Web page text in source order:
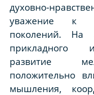
духовно-
уважение к
поколений. На
прикладного
развитие
положительно
мышления,